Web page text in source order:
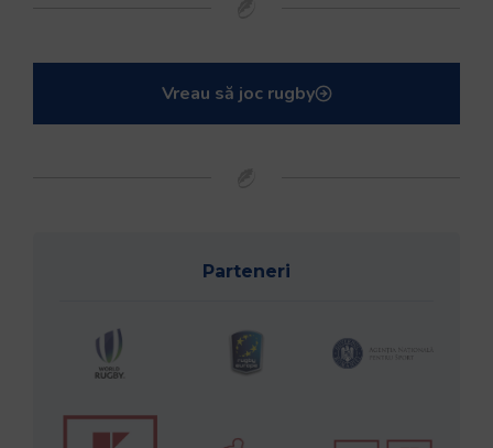
Vreau să joc rugby
Parteneri